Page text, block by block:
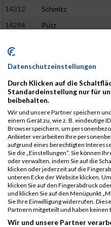
14312 Schmitz
14284
Pütz
14251
14377
Winkelmolen
14118
Berkemeyer
14231
Koch
14309
Schmitz
14117
Becker
14183
Hillebrand
14356
Wales
14221
Kick
Datenschutzeinstellungen
Durch Klicken auf die
Standardeinstellung nur für
beibehalten.
Wir und unsere Partner speichern
einem Gerät zu, wie z. B. eindeutige
Browserspeichern, um
Anbieter verarbeiten Ihre
aufgrund eines berechtigten
Sie die „Einstellungen“. Sie können
oder verwalten, indem Sie auf die
klicken oder jederzeit auf die
unteren Ecke der Website klicken.
klicken Sie auf den Fingerabdruck
und klicken Sie auf den Menüpunkt
Sie Ihre Einwilligung widerrufen.
Partnern mitgeteilt und haben keinen
Wir und unsere Partner